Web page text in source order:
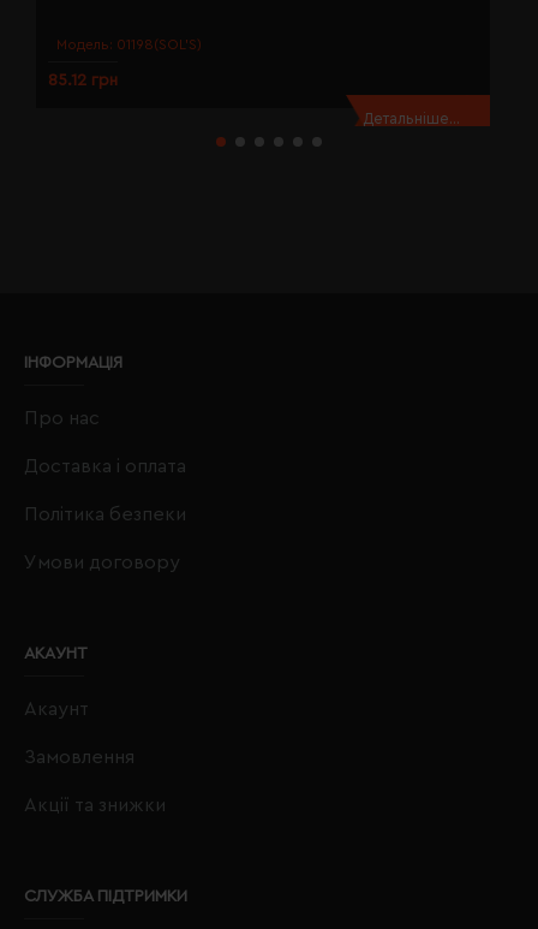
Модель: 01198(SOL’S)
85.12 грн
Детальніше...
ІНФОРМАЦІЯ
Про нас
Доставка і оплата
Політика безпеки
Умови договору
АКАУНТ
Акаунт
Замовлення
Акції та знижки
СЛУЖБА ПІДТРИМКИ